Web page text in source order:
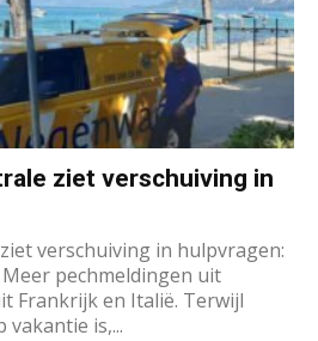
ziet verschuiving in
verschuiving in hulpvragen:
pechmeldingen uit
Frankrijk en Italië. Terwijl
vakantie is,...